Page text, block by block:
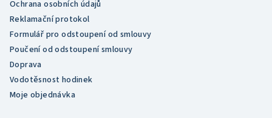
Ochrana osobních údajů
Reklamační protokol
Formulář pro odstoupení od smlouvy
Poučení od odstoupení smlouvy
Doprava
Vodotěsnost hodinek
Moje objednávka